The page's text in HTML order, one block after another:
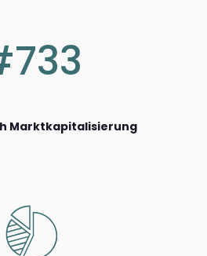
Marktkapitalisierung